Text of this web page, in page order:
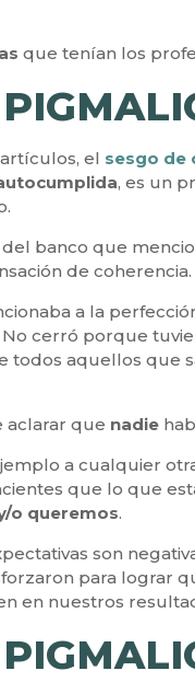
que tenían los
el sesgo de
, es un
del banco que
de coherencia.
a la
cerró porque
aquellos que
aclarar que nadie
a cualquier
que lo que
o queremos.
son
para lograr
en nuestros